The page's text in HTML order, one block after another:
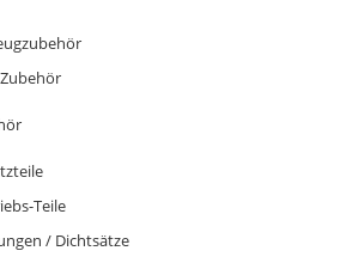
Teile
/ Dichtsätze